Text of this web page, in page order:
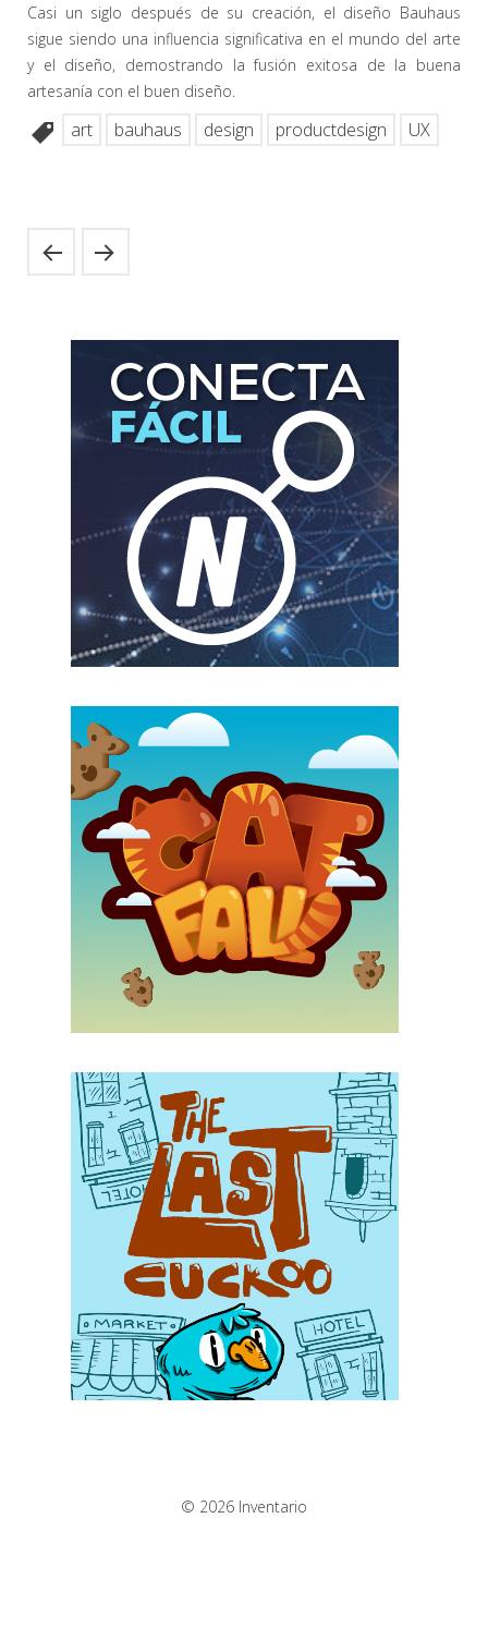
Casi un siglo después de su creación, el diseño Bauhaus
sigue siendo una influencia significativa en el mundo del arte
y el diseño, demostrando la fusión exitosa de la buena
artesanía con el buen diseño.
art bauhaus design productdesign UX
© 2026 Inventario